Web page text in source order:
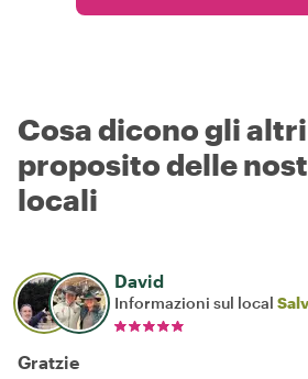
Cosa dicono gli
proposito delle
locali
David
Informazioni sul local
Gratzie